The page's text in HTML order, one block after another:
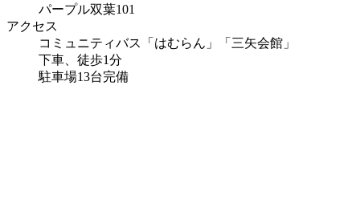
パープル双葉101
アクセス
コミュニティバス「はむらん」「三矢会館」
下車、徒歩1分
駐車場13台完備